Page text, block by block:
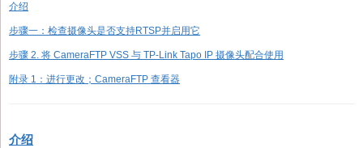
介绍
步骤一：检查摄像头是否支持RTSP并启用它
步骤 2. 将 CameraFTP VSS 与 TP-Link Tapo IP 摄像头配合使用
附录 1：进行更改；CameraFTP 查看器
介绍